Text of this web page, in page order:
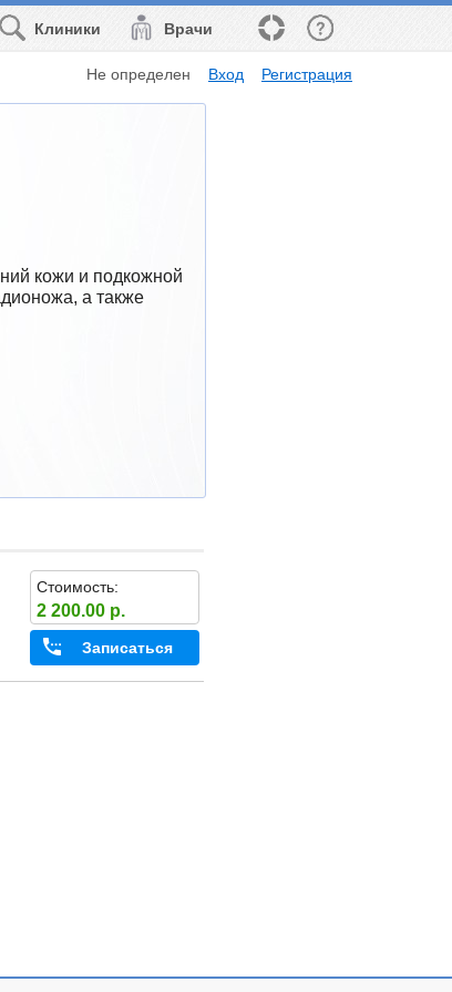
Врачи
Клиники
Не определен Вход Регистрация
кожи и подкожной
а также
Стоимость:
2 200.00 р.
Записаться